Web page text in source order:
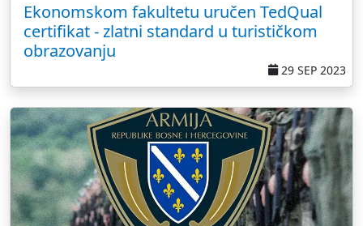
Ekonomskom fakultetu uručen TedQual
certifikat - zlatni standard u turističkom
obrazovanju
29 SEP 2023